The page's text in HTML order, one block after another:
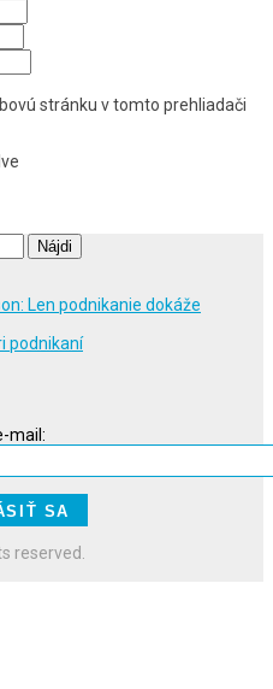
stránku v tomto prehliadači
Len podnikanie dokáže
podnikaní
mail:
reserved.